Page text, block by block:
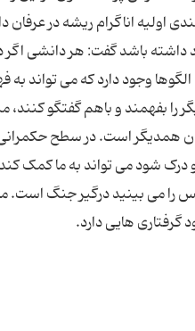
اناگرام ریشه در عرفان
باشد گفت: هر دانشی اگر
وجود دارد که می تواند
بفهمند و باهم گفتگو
همدیگر است. در سطح
شود می تواند به ما کمک کند.
را می بینید درگیر جنگ است.
هایی دارد.